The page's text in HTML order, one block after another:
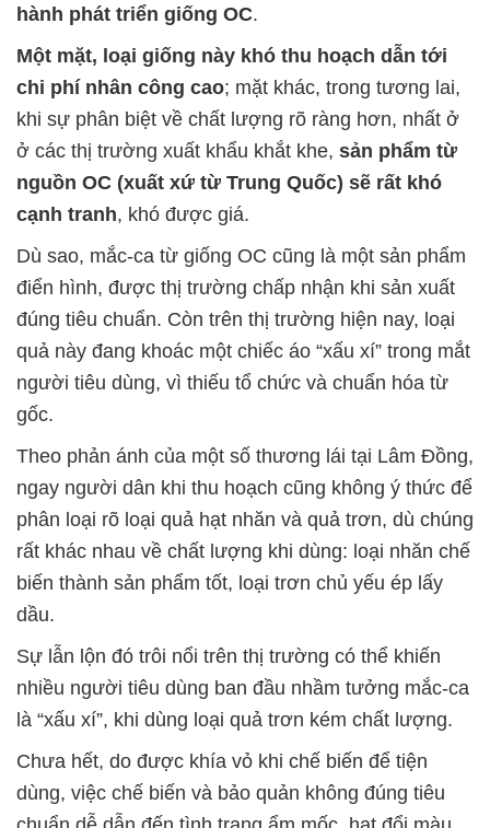
hành phát triển giống OC.
Một mặt, loại giống này khó thu hoạch dẫn tới
chi phí nhân công cao; mặt khác, trong tương lai,
khi sự phân biệt về chất lượng rõ ràng hơn, nhất ở
ở các thị trường xuất khẩu khắt khe, sản phẩm từ
nguồn OC (xuất xứ từ Trung Quốc) sẽ rất khó
cạnh tranh, khó được giá.
Dù sao, mắc-ca từ giống OC cũng là một sản phẩm
điển hình, được thị trường chấp nhận khi sản xuất
đúng tiêu chuẩn. Còn trên thị trường hiện nay, loại
quả này đang khoác một chiếc áo “xấu xí” trong mắt
người tiêu dùng, vì thiếu tổ chức và chuẩn hóa từ
gốc.
Theo phản ánh của một số thương lái tại Lâm Đồng,
ngay người dân khi thu hoạch cũng không ý thức để
phân loại rõ loại quả hạt nhăn và quả trơn, dù chúng
rất khác nhau về chất lượng khi dùng: loại nhăn chế
biến thành sản phẩm tốt, loại trơn chủ yếu ép lấy
dầu.
Sự lẫn lộn đó trôi nổi trên thị trường có thể khiến
nhiều người tiêu dùng ban đầu nhầm tưởng mắc-ca
là “xấu xí”, khi dùng loại quả trơn kém chất lượng.
Chưa hết, do được khía vỏ khi chế biến để tiện
dùng, việc chế biến và bảo quản không đúng tiêu